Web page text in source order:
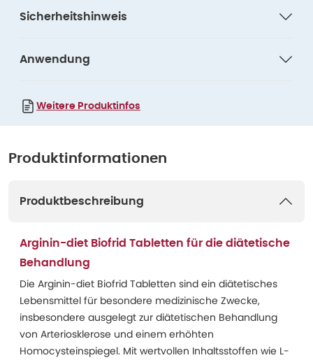
Sicherheitshinweis
Anwendung
Weitere Produktinfos
Produktinformationen
Produktbeschreibung
Arginin-diet Biofrid Tabletten für die diätetische
Behandlung
Die Arginin-diet Biofrid Tabletten sind ein diätetisches
Lebensmittel für besondere medizinische Zwecke,
insbesondere ausgelegt zur diätetischen Behandlung
von Arteriosklerose und einem erhöhten
Homocysteinspiegel. Mit wertvollen Inhaltsstoffen wie L-